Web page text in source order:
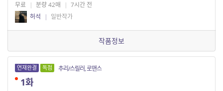
무료 | 분량 42매 | 7시간 전
허석
| 일반작가
작품정보
연재완결 독점 추리/스릴러, 로맨스
1화